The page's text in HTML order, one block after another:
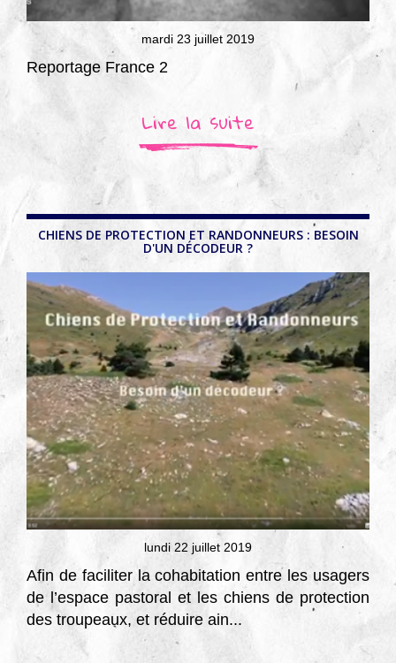
mardi 23 juillet 2019
Reportage France 2
Lire la suite
CHIENS DE PROTECTION ET RANDONNEURS : BESOIN
D'UN DÉCODEUR ?
lundi 22 juillet 2019
Afin de faciliter la cohabitation entre les usagers
de l’espace pastoral et les chiens de protection
des troupeaux, et réduire ain...